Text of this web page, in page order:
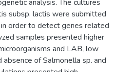
analysis. The cultures
subsp. lactis were submitted
order to detect genes related
samples presented higher
and LAB, low
absence of Salmonella sp. and